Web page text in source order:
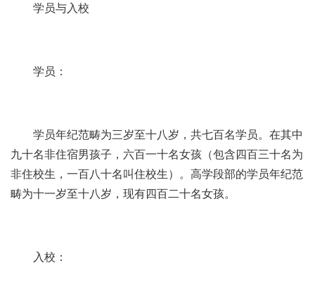
学员与入校
学员：
学员年纪范畴为三岁至十八岁，共七百名学员。在其中
九十名非住宿男孩子，六百一十名女孩（包含四百三十名为
非住校生，一百八十名叫住校生）。高学段部的学员年纪范
畴为十一岁至十八岁，现有四百二十名女孩。
入校：